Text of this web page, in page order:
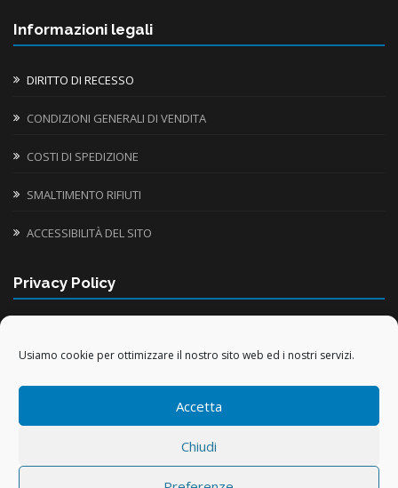
Usiamo cookie per ottimizzare il nostro sito web ed i nostri servizi.
Accetta
Chiudi
Informazioni legali
DIRITTO DI RECESSO
CONDIZIONI GENERALI DI VENDITA
COSTI DI SPEDIZIONE
SMALTIMENTO RIFIUTI
ACCESSIBILITÀ DEL SITO
Privacy Policy
TRATTAMENTO DATI ACQUISTI ONLINE